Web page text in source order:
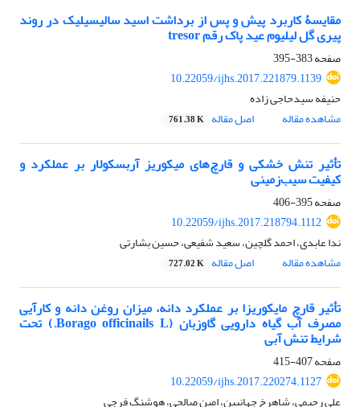
مقایسۀ کاربرد پیش و پس از برداشت اسید سالیسیلیک در روند
پیری گل لیلیوم عید پاک رقم tresor
صفحه383-395
10.22059/ijhs.2017.221879.1139
حنیفه سیدحاجی زاده
مشاهده مقاله
اصل مقاله 761.38 K
تأثیر تنش خشکی و قارچ‌های میکوریز آربسکولار بر عملکرد و
کیفیت سیب‌زمینی
صفحه395-406
10.22059/ijhs.2017.218794.1112
ندا عابدی، احمد گلچین، سعید شفیعی، حسین بشارتی
مشاهده مقاله
اصل مقاله 727.02 K
تأثیر قارچ مایکوریزا بر عملکرد دانه، میزان روغن دانه و کارآیی
مصرف آب گیاه دارویی گاوزبان (Borago officinails L.) تحت
شرایط تنش آبی
صفحه407-415
10.22059/ijhs.2017.220274.1127
علی رحیمی، شاهرخ جهانبین، امین صالحی، هوشنگ فرجی